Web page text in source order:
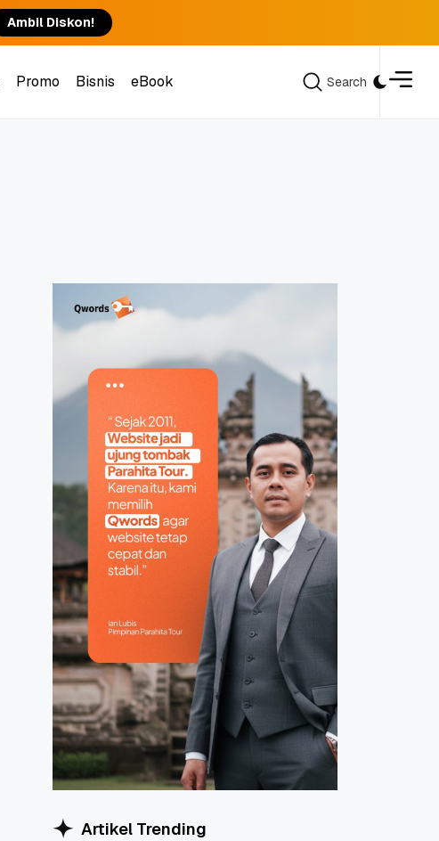
Ambil Diskon!
Promo
Bisnis
eBook
Search
Artikel Trending